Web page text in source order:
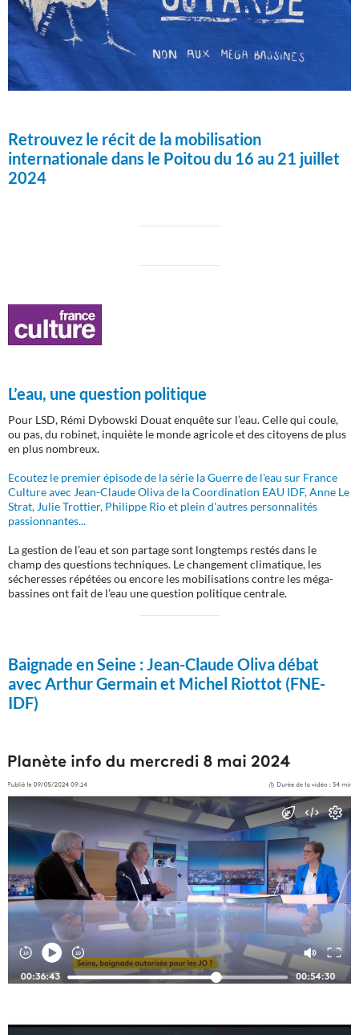
Retrouvez le récit de la mobilisation
internationale dans le Poitou du 16 au 21 juillet
2024
L’eau, une question politique
Pour LSD, Rémi Dybowski Douat enquête sur l’eau. Celle qui coule,
ou pas, du robinet, inquiète le monde agricole et des citoyens de plus
en plus nombreux.
Ecoutez le premier épisode de la série la Guerre de l'eau sur France
Culture avec Jean-Claude Oliva de la Coordination EAU IDF, Anne Le
Strat, Julie Trottier, Philippe Rio et plein d'autres personnalités
passionnantes...
La gestion de l’eau et son partage sont longtemps restés dans le
champ des questions techniques. Le changement climatique, les
sécheresses répétées ou encore les mobilisations contre les méga-
bassines ont fait de l’eau une question politique centrale.
Baignade en Seine :Jean-Claude Oliva débat
avec Arthur Germain et Michel Riottot (FNE-
IDF)